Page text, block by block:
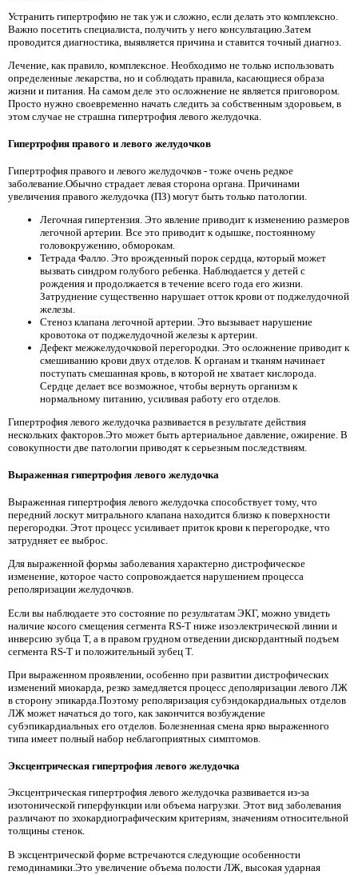
Устранить гипертрофию не так уж и сложно, если делать это комплексно.
Важно посетить специалиста, получить у него консультацию.Затем
проводится диагностика, выявляется причина и ставится точный диагноз.
Лечение, как правило, комплексное. Необходимо не только использовать
определенные лекарства, но и соблюдать правила, касающиеся образа
жизни и питания. На самом деле это осложнение не является приговором.
Просто нужно своевременно начать следить за собственным здоровьем, в
этом случае не страшна гипертрофия левого желудочка.
Гипертрофия правого и левого желудочков
Гипертрофия правого и левого желудочков - тоже очень редкое
заболевание.Обычно страдает левая сторона органа. Причинами
увеличения правого желудочка (ПЗ) могут быть только патологии.
Легочная гипертензия. Это явление приводит к изменению размеров
легочной артерии. Все это приводит к одышке, постоянному
головокружению, обморокам.
Тетрада Фалло. Это врожденный порок сердца, который может
вызвать синдром голубого ребенка. Наблюдается у детей с
рождения и продолжается в течение всего года его жизни.
Затруднение существенно нарушает отток крови от поджелудочной
железы.
Стеноз клапана легочной артерии. Это вызывает нарушение
кровотока от поджелудочной железы к артерии.
Дефект межжелудочковой перегородки. Это осложнение приводит к
смешиванию крови двух отделов. К органам и тканям начинает
поступать смешанная кровь, в которой не хватает кислорода.
Сердце делает все возможное, чтобы вернуть организм к
нормальному питанию, усиливая работу его отделов.
Гипертрофия левого желудочка развивается в результате действия
нескольких факторов.Это может быть артериальное давление, ожирение. В
совокупности две патологии приводят к серьезным последствиям.
Выраженная гипертрофия левого желудочка
Выраженная гипертрофия левого желудочка способствует тому, что
передний лоскут митрального клапана находится близко к поверхности
перегородки. Этот процесс усиливает приток крови к перегородке, что
затрудняет ее выброс.
Для выраженной формы заболевания характерно дистрофическое
изменение, которое часто сопровождается нарушением процесса
реполяризации желудочков.
Если вы наблюдаете это состояние по результатам ЭКГ, можно увидеть
наличие косого смещения сегмента RS-T ниже изоэлектрической линии и
инверсию зубца T, а в правом грудном отведении дискордантный подъем
сегмента RS-T и положительный зубец T.
При выраженном проявлении, особенно при развитии дистрофических
изменений миокарда, резко замедляется процесс деполяризации левого ЛЖ
в сторону эпикарда.Поэтому реполяризация субэндокардиальных отделов
ЛЖ может начаться до того, как закончится возбуждение
субэпикардиальных его отделов. Болезненная смена ярко выраженного
типа имеет полный набор неблагоприятных симптомов.
Эксцентрическая гипертрофия левого желудочка
Эксцентрическая гипертрофия левого желудочка развивается из-за
изотонической гиперфункции или объема нагрузки. Этот вид заболевания
различают по эхокардиографическим критериям, значениям относительной
толщины стенок.
В эксцентрической форме встречаются следующие особенности
гемодинамики.Это увеличение объема полости ЛЖ, высокая ударная